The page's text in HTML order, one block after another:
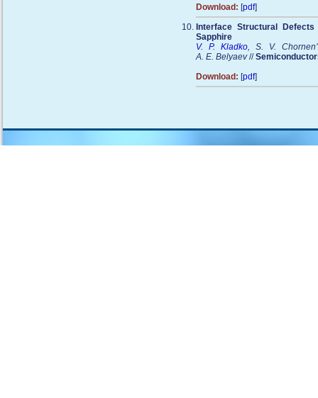
Download: [pdf]
Interface Structural
Sapphire
V. P. Kladko, S. V.
A. E. Belyaev//
Download: [pdf]